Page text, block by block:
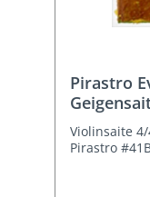
Pirastro
Violinsaite
Pirastro